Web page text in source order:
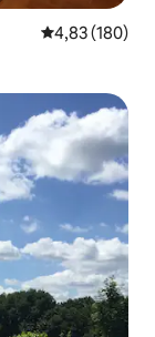
Note
4,83 (180)